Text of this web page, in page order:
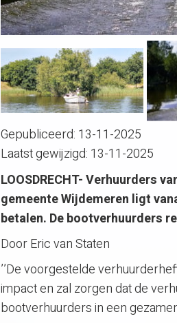
Gepubliceerd: 13-11-2025
Laatst gewijzigd: 13-11-2025
LOOSDRECHT- Verhuurders
gemeente Wijdemeren ligt
betalen. De bootverhuurders
Door Eric van Staten
’’De voorgestelde
impact en zal zorgen dat de
bootverhuurders in een